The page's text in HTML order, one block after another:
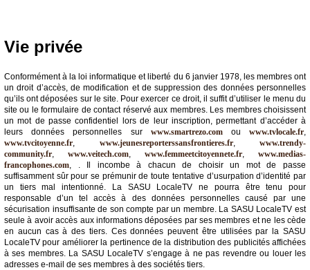
Vie privée
Conformément à la loi informatique et liberté du 6 janvier 1978, les membres ont
un droit d’accès, de modification et de suppression des données personnelles
qu’ils ont déposées sur le site. Pour exercer ce droit, il suffit d’utiliser le menu du
site ou le formulaire de contact réservé aux membres. Les membres choisissent
un mot de passe confidentiel lors de leur inscription, permettant d’accéder à
leurs données personnelles sur www.smartrezo.comouwww.tvlocale.fr
www.tvcitoyenne.fr
www.jeunesreporterssansfrontieres.fr, www.trendy-
community.fr
www.veitech.com www.femmeetcitoyennete.fr
www.medias-
francophones.com , . Il incombe à chacun de choisir un mot de passe
suffisamment sûr pour se prémunir de toute tentative d’usurpation d’identité par
un tiers mal intentionné. La SASU LocaleTV ne pourra être tenu pour
responsable d’un tel accès à des données personnelles causé par une
sécurisation insuffisante de son compte par un membre. La SASU LocaleTV est
seule à avoir accès aux informations déposées par ses membres et ne les cède
en aucun cas à des tiers. Ces données peuvent être utilisées par la SASU
LocaleTV pour améliorer la pertinence de la distribution des publicités affichées
à ses membres. La SASU LocaleTV s’engage à ne pas revendre ou louer les
adresses e-mail de ses membres à des sociétés tiers.